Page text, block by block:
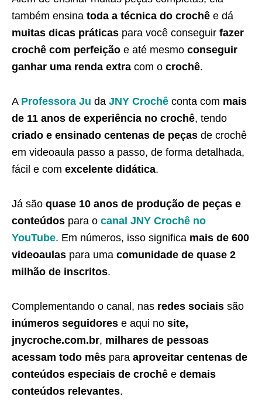
também ensina toda a técnica do crochê e dá
muitas dicas práticas para você conseguir fazer
crochê com perfeição e até mesmo conseguir
ganhar uma renda extra com o crochê.
A Professora Ju da JNY Crochê conta com mais
de 11 anos de experiência no crochê, tendo
criado e ensinado centenas de peças de crochê
em videoaula passo a passo, de forma detalhada,
fácil e com excelente didática.
Já são quase 10 anos de produção de peças e
conteúdos para o canal JNY Crochê no
YouTube. Em números, isso significa mais de 600
videoaulas para uma comunidade de quase 2
milhão de inscritos.
Complementando o canal, nas redes sociais são
inúmeros seguidores e aqui no site,
jnycroche.com.br, milhares de pessoas
acessam todo mês para aproveitar centenas de
conteúdos especiais de crochê e demais
conteúdos relevantes.